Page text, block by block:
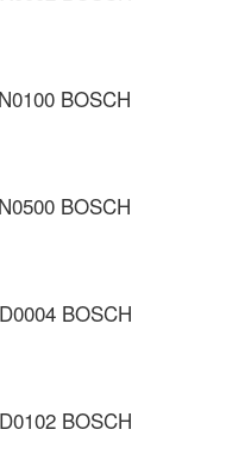
BOSCH
BOSCH
BOSCH
BOSCH